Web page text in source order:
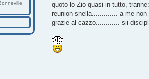
quoto lo Zio quasi in tutto, tranne:
reunion snella............. a me non
grazie al cazzo............ sii